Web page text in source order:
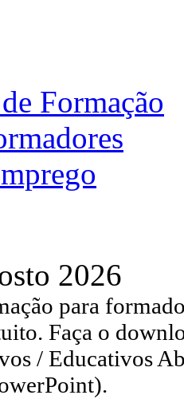
Formação
2026
para
Faça o
/ Educativos